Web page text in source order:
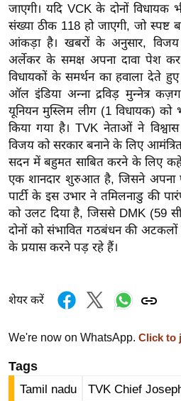
टो
व
र्ल्ड
न्यू
ज
ब्री
फ
म
नो
रं
ज
न
ज
ग
बॉ
वु
हॉ
ली
जाएगी। यदि VCK के दोनों विधायक
संख्या ठीक 118 हो जाएगी, जो
आंकड़ा है। खबरों के अनुसार, विजय ने
अर्लेकर के समक्ष अपना दावा पेश
विधायकों के समर्थन का हवाला देते
ऑल इंडिया अन्ना द्रविड़ मुन्नेत्र
यूनियन मुस्लिम लीग (1 विधायक)
किया गया है। TVK नेताओं ने
विजय को सरकार बनाने के लिए
सदन में बहुमत साबित करने के लिए
एक शानदार शुरुआत है, जिसने अपना
पार्टी के इस उभार ने तमिलनाडु की
को उलट दिया है, जिससे DMK (59
दोनों को संभावित गठबंधन की
के प्रयास करने पड़ रहे हैं।
शेयर करें
We're now on WhatsApp. Click to
Tags
Tamil nadu TVK Chief